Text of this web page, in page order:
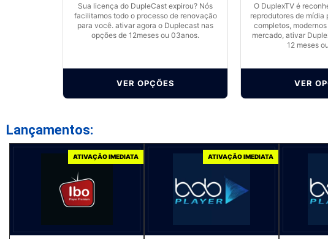
Sua licença do DupleCast expirou? Nós
facilitamos todo o processo de renovação
para você. ativar agora o Duplecast nas
opções de 12meses ou 03anos.
VER OPÇÕES
O DuplexTV é
reprodutores de mídia
completos,
mercado, ativar
12 meses
VER
Lançamentos:
ATIVAÇÃO IMEDIATA ATIVAÇÃO IMEDIATA